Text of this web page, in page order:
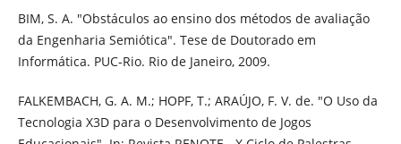
BIM, S. A. "Obstáculos ao ensino dos métodos de avaliação
da Engenharia Semiótica". Tese de Doutorado em
Informática. PUC-Rio. Rio de Janeiro, 2009.
FALKEMBACH, G. A. M.; HOPF, T.; ARAÚJO, F. V. de. "O Uso da
Tecnologia X3D para o Desenvolvimento de Jogos